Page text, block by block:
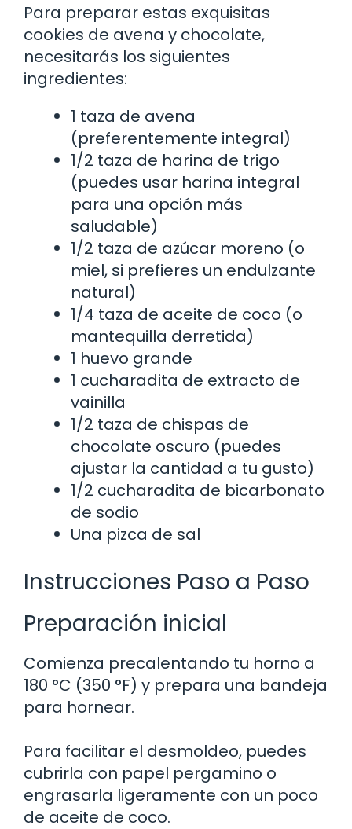
Para preparar estas exquisitas
cookies de avena y chocolate,
necesitarás los siguientes
ingredientes:
1 taza de avena
(preferentemente integral)
1/2 taza de harina de trigo
(puedes usar harina integral
para una opción más
saludable)
1/2 taza de azúcar moreno (o
miel, si prefieres un endulzante
natural)
1/4 taza de aceite de coco (o
mantequilla derretida)
1 huevo grande
1 cucharadita de extracto de
vainilla
1/2 taza de chispas de
chocolate oscuro (puedes
ajustar la cantidad a tu gusto)
1/2 cucharadita de bicarbonato
de sodio
Una pizca de sal
Instrucciones Paso a Paso
Preparación inicial
Comienza precalentando tu horno a
180 °C (350 °F) y prepara una bandeja
para hornear.
Para facilitar el desmoldeo, puedes
cubrirla con papel pergamino o
engrasarla ligeramente con un poco
de aceite de coco.